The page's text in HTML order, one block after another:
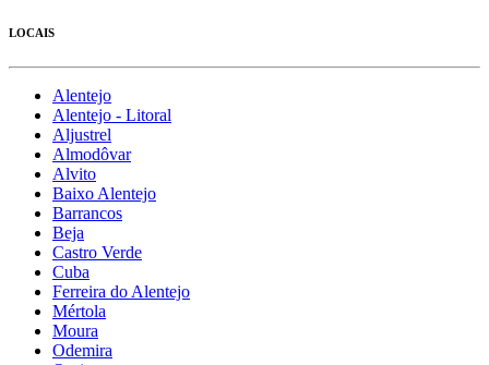
LOCAIS
Alentejo
Alentejo - Litoral
Aljustrel
Almodôvar
Alvito
Baixo Alentejo
Barrancos
Beja
Castro Verde
Cuba
Ferreira do Alentejo
Mértola
Moura
Odemira